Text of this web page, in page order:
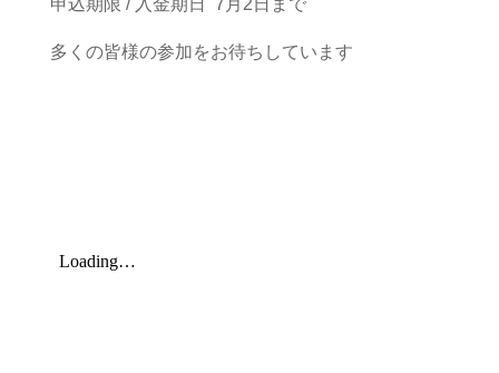
申込期限 / 入金期日 7 月2 日まで
多くの皆様の参加をお待ちしています